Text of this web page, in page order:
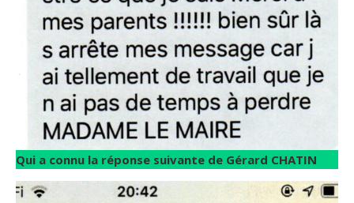
Qui a connu la réponse suivante de Gérard CHATIN